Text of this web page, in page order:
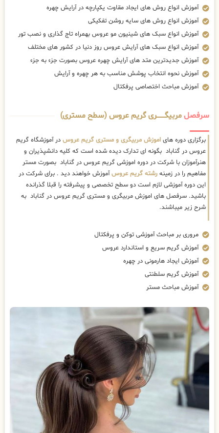
آموزش انواع روش های ایجاد مقاوت یکپارچه در آرایش چهره
آموزش انواع روش های سایه روشن تفکیکی
آموزش انواع سبک های شینیون مو عروس بهمراه تاج گذاری و نصب تور
آموزش انواع سبک های آرایش عروس روز دنیا در کشور های مختلف
آموزش جدیدترین متد های آرایش چهره عروس بصورت جزء به جزء
آموزش نحوه انتخاب پوشش مناسب به هر چهره و آرایش
آموزش مباحث اختصاصی پرفکتال
سرفصلمربیگــــــــری گریم عروس (سطح مستری)
برگزاری دوره های اموزش مربیگری و مستری گریم عروس در آموزشگاه گریم
عروس در گناباد بگونه ای تدارک دیده شده است که کلیه دانشپذیران و
هنرآموزان با شرکت در دوره اموزشی گریم عروس در گناباد بصورت مستر
مفاهیم را در زمینه رشته گریم عروسآموزش خواهند دید . برای شرکت در
این دوره آموزشی لازم است دو سطح تخصصی و پیشرفته را قبلا گذرانده
باشید. سرفصل های اموزش مربیگری و مستری گریم عروس در گناباد به
شرح زیر میباشند.
مروری بر مباحث آموزشی توکن و پرفکتال
آموزش گریم سریع و استاندارد عروس
آموزش ایجاد هارمونی در چهره
آموزش گریم سلطنتی
آموزش مباحث مستر